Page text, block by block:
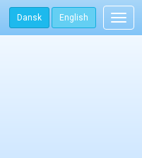
Dansk English